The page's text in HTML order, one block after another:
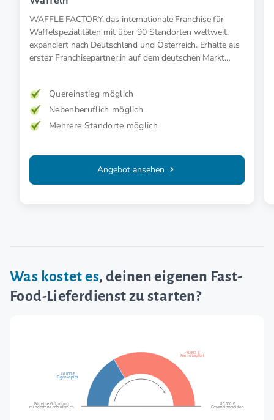
WAFFLE FACTORY, das internationale Franchise für
Waffelspezialitäten mit über 90 Standorten weltweit,
expandiert nach Deutschland und Österreich. Erhalte als
erste:r Franchisepartner:in auf dem deutschen Markt
Quereinstieg möglich
Nebenberuflich möglich
Mehrere Standorte möglich
Angebot ansehen
Was kostet es, deinen eigenen Fast-
Food-Lieferdienst zu starten?
40.000 €
Fremdkapital
40.000 €
Eigenkapital
Für eine Gründung
mindestens erforderlich
80.000 €
Gesamtinvestition